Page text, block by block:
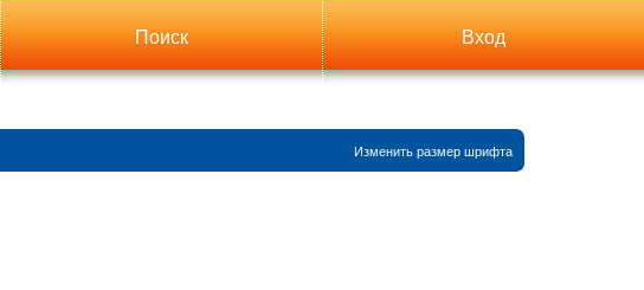
Поиск Вход
Изменить размер шрифта